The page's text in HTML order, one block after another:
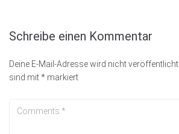
Schreibe einen Kommentar
Deine E-Mail-Adresse wird nicht veröffentlicht.
sind mit* markiert